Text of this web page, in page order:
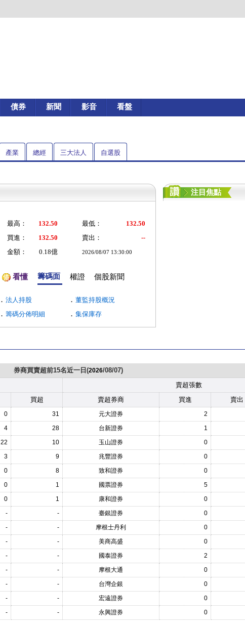
債券 新聞 影音 看盤
產業 總經 三大法人 自選股
最高： 132.50 最低：
132.50
買進： 132.50 賣出：
--
金額： 0.18億 2026/08/07 13:30:00
看懂 籌碼面 權證 個股新聞
． 法人持股 ． 董監持股概況
． 籌碼分佈明細 ． 集保庫存
注目焦點
券商買賣超前15名近一日(2026/08/07)
賣超張數
買超 賣超券商 買進 賣出
0 31 元大證券 2
4 28 台新證券 1
22 10 玉山證券 0
3 9 兆豐證券 0
0 8 致和證券 0
0 1 國票證券 5
0 1 康和證券 0
- - 臺銀證券 0
- - 摩根士丹利 0
- - 美商高盛 0
- - 國泰證券 2
- - 摩根大通 0
- - 台灣企銀 0
- - 宏遠證券 0
- - 永興證券 0